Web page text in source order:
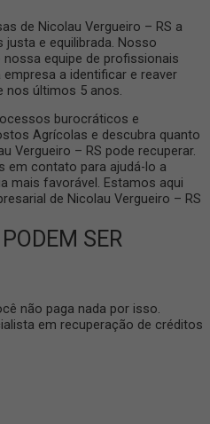
de Nicolau Vergueiro – RS a
e equilibrada. Nosso
nossa equipe de profissionais
a identificar e reaver
nos últimos 5 anos.
burocráticos e
Agrícolas e descubra quanto
Vergueiro – RS pode recuperar.
em contato para ajudá-lo a
mais favorável. Estamos aqui
de Nicolau Vergueiro – RS
SER
não paga nada por isso.
em recuperação de créditos